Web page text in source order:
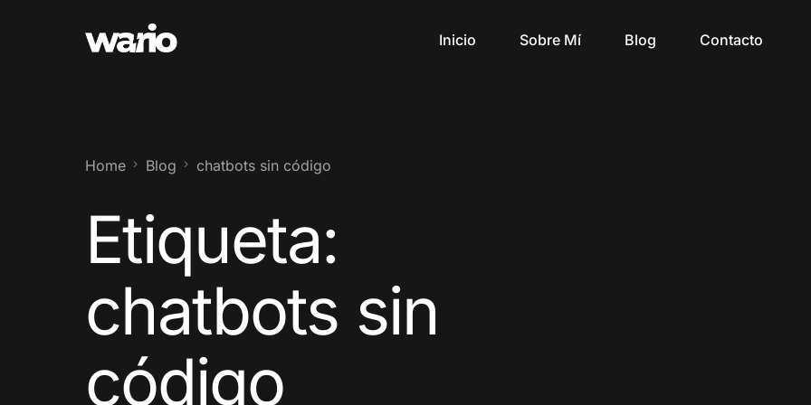
Inicio Sobre Mí Blog Contacto
Home Blog chatbots sin código
Etiqueta:
chatbots sin
código